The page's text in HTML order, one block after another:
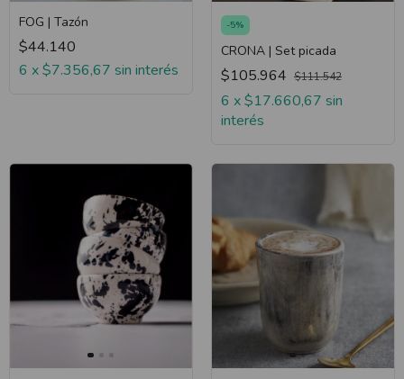
FOG | Tazón
$44.140
6 x$7.356,67 sin interés
-5%
CRONA | Set picada
$105.964 $111.542
6 x$17.660,67 sin
interés